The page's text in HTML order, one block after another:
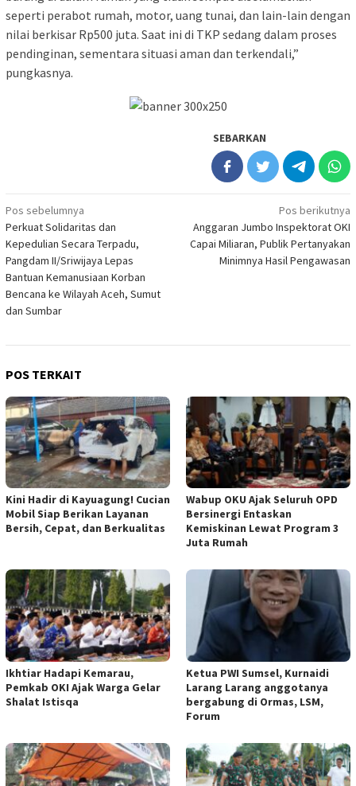
seperti perabot rumah, motor, uang tunai, dan lain-lain dengan
nilai berkisar Rp500 juta. Saat ini di TKP sedang dalam proses
pendinginan, sementara situasi aman dan terkendali,”
pungkasnya.
SEBARKAN
Navigasi
pos
Pos sebelumnya
Perkuat Solidaritas dan
Kepedulian Secara Terpadu,
Pangdam II/Sriwijaya Lepas
Bantuan Kemanusiaan Korban
Bencana ke Wilayah Aceh, Sumut
dan Sumbar
Pos berikutnya
Anggaran Jumbo Inspektorat OKI
Capai Miliaran, Publik Pertanyakan
Minimnya Hasil Pengawasan
POS TERKAIT
Kini Hadir di Kayuagung! Cucian
Mobil Siap Berikan Layanan
Bersih, Cepat, dan Berkualitas
Wabup OKU Ajak Seluruh OPD
Bersinergi Entaskan
Kemiskinan Lewat Program 3
Juta Rumah
Ikhtiar Hadapi Kemarau,
Pemkab OKI Ajak Warga Gelar
Shalat Istisqa
Ketua PWI Sumsel, Kurnaidi
Larang Larang anggotanya
bergabung di Ormas, LSM,
Forum